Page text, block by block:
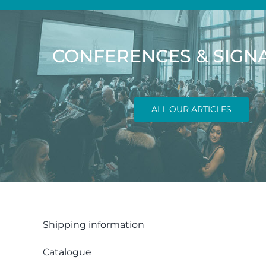
CONFERENCES &
ALL OUR ARTICLES
Shipping information
Catalogue